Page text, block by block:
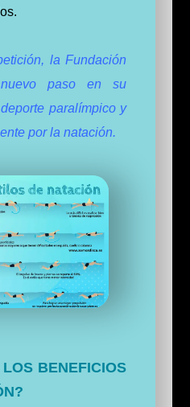
la Fundación
paso en su
paralímpico y
por la natación.
BENEFICIOS